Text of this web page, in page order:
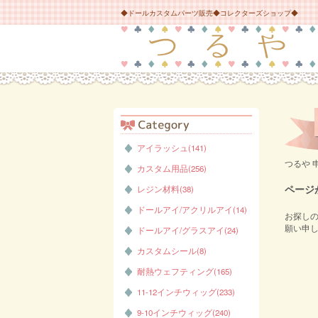
◆ドールカスタムパーツ販売◆コレクターズショップ◆
アイラッシュ(141)
カスタム用品(256)
レジン材料(38)
ドールアイ/アクリルアイ(14)
ドールアイ/グラスアイ(24)
カスタムシール(8)
耐熱ウェフティング(165)
11-12インチウィッグ(233)
9-10インチウィッグ(240)
つるや
ページ
お探し
願い申